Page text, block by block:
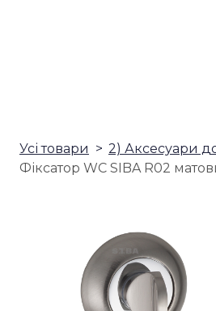
Усі товари
2) Аксесуари
Фіксатор WC SIBA R02